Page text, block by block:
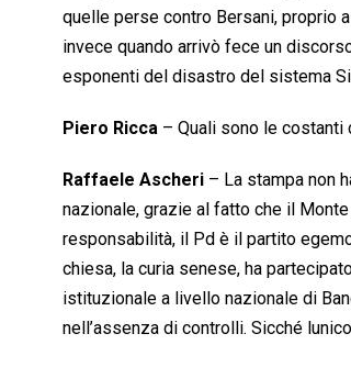
quelle perse contro Bersani, proprio
invece quando arrivò fece un
esponenti del disastro del sistema
Piero Ricca – Quali sono le costanti
Raffaele Ascheri – La stampa non
nazionale, grazie al fatto che il
responsabilità, il Pd è il partito
chiesa, la curia senese, ha
istituzionale a livello nazionale di
nell’assenza di controlli. Sicché